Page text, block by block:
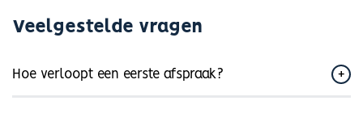
Veelgestelde vragen
Hoe verloopt een eerste afspraak?